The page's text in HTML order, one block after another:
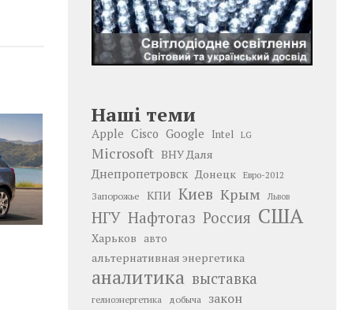
Наші теми
Apple Cisco Google Intel LG
Microsoft ВНУ Даля
Днепропетровск Донецк Евро-2012
Запорожье КПИ Киев Крым Львов
НГУ Нафтогаз Россия США
Харьков авто
альтернативная энергетика
аналитика выставка
гелиоэнергетика добыча закон